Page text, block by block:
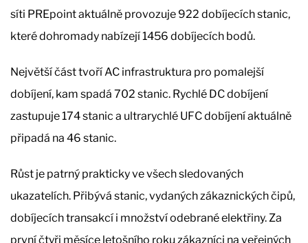
síti PREpoint aktuálně provozuje 922 dobíjecích stanic,
které dohromady nabízejí 1456 dobíjecích bodů.
Největší část tvoří AC infrastruktura pro pomalejší
dobíjení, kam spadá 702 stanic. Rychlé DC dobíjení
zastupuje 174 stanic a ultrarychlé UFC dobíjení aktuálně
připadá na 46 stanic.
Růst je patrný prakticky ve všech sledovaných
ukazatelích. Přibývá stanic, vydaných zákaznických čipů,
dobíjecích transakcí i množství odebrané elektřiny. Za
první čtyři měsíce letošního roku zákazníci na veřejných